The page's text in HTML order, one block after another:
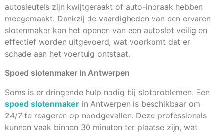
autosleutels zijn kwijtgeraakt of auto-inbraak hebben
meegemaakt. Dankzij de vaardigheden van een ervaren
slotenmaker kan het openen van een autoslot veilig en
effectief worden uitgevoerd, wat voorkomt dat er
schade aan het voertuig ontstaat.
Spoed slotenmaker in Antwerpen
Soms is er dringende hulp nodig bij slotproblemen. Een
spoed slotenmaker in Antwerpen is beschikbaar om
24/7 te reageren op noodgevallen. Deze professionals
kunnen vaak binnen 30 minuten ter plaatse zijn, wat